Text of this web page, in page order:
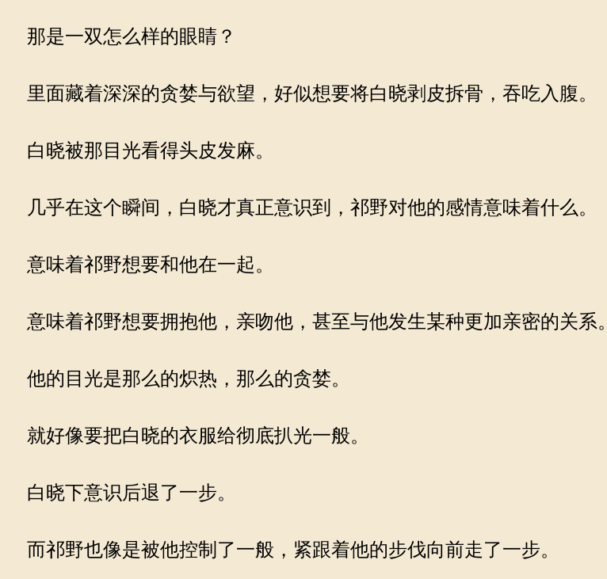
那是一双怎么样的眼睛？
里面藏着深深的贪婪与欲望，好似想要将白晓剥皮拆骨，吞吃入腹。
白晓被那目光看得头皮发麻。
几乎在这个瞬间，白晓才真正意识到，祁野对他的感情意味着什么。
意味着祁野想要和他在一起。
意味着祁野想要拥抱他，亲吻他，甚至与他发生某种更加亲密的关系。
他的目光是那么的炽热，那么的贪婪。
就好像要把白晓的衣服给彻底扒光一般。
白晓下意识后退了一步。
而祁野也像是被他控制了一般，紧跟着他的步伐向前走了一步。